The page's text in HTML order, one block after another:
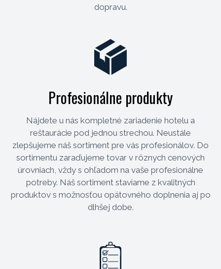
dopravu.
Profesionálne produkty
Nájdete u nás kompletné zariadenie hotelu a
reštaurácie pod jednou strechou. Neustále
zlepšujeme náš sortiment pre vás profesionálov. Do
sortimentu zaraďujeme tovar v rôznych cenových
úrovniach, vždy s ohľadom na vaše profesionálne
potreby. Náš sortiment staviame z kvalitných
produktov s možnosťou opätovného doplnenia aj po
dlhšej dobe.